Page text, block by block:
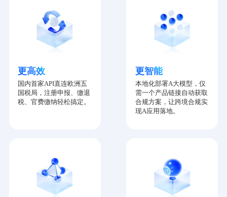
更高效
国内首家API直连欧洲五
国税局，注册申报、缴退
税、官费缴纳轻松搞定。
更智能
本地化部署A大模型，仅
需一个产品链接自动获取
合规方案，让跨境合规实
现A应用落地。